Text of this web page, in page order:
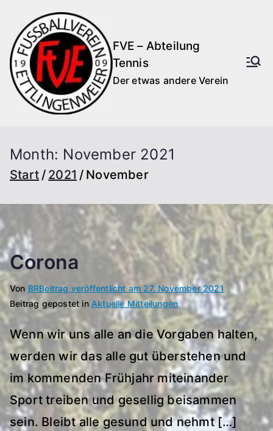
Inhalt
springen
FVE – Abteilung
Tennis
Der etwas andere Verein
Month: November 2021
Start 2021 November
Corona
Von BRBeitrag veröffentlicht am 27. November 2021
Beitrag gepostet in Aktuelle Mitteilungen
Wenn wir uns alle an die Vorgaben halten,
werden wir das alle gut überstehen und
im kommenden Frühjahr miteinander
Sport treiben und gesellig beisammen
sein. Bleibt alle gesund und nehmt […]